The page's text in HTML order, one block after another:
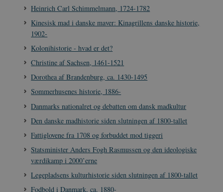
Heinrich Carl Schimmelmann, 1724-1782
Kinesisk mad i danske maver: Kinagrillens danske historie,
1902-
Kolonihistorie - hvad er det?
Christine af Sachsen, 1461-1521
Dorothea af Brandenburg, ca. 1430-1495
Sommerhusenes historie, 1886-
Danmarks nationalret og debatten om dansk madkultur
Den danske madhistorie siden slutningen af 1800-tallet
Fattiglovene fra 1708 og forbuddet mod tiggeri
Statsminister Anders Fogh Rasmussen og den ideologiske
værdikamp i 2000’erne
Legepladsens kulturhistorie siden slutningen af 1800-tallet
Fodbold i Danmark, ca. 1880-